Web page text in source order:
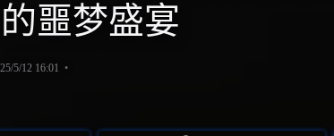
噩梦盛宴
5/12 16:01